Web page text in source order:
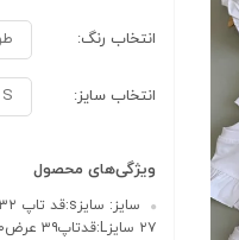
انتخاب رنگ:
انتخاب سایز: S
ویژگی‌های محصول